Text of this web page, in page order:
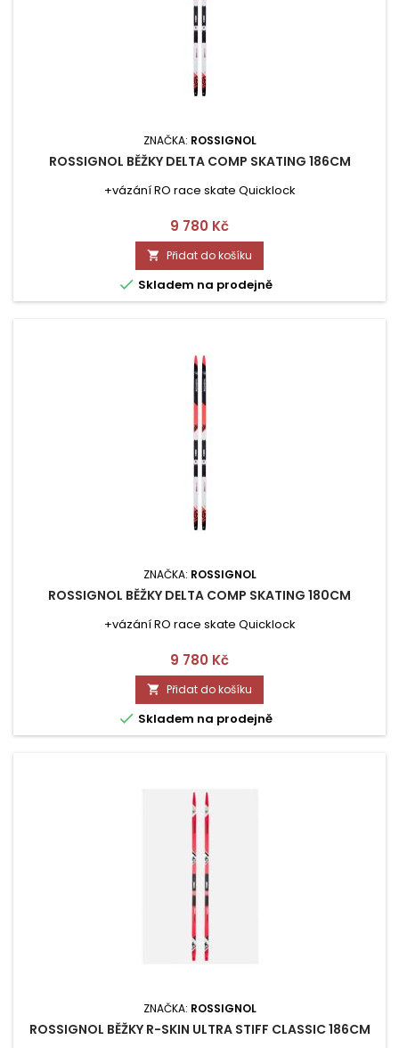
ZNAČKA: ROSSIGNOL
ROSSIGNOL BĚŽKY DELTA COMP SKATING 186CM
+vázání RO race skate Quicklock
Cena
9 780 Kč
 Přidat do košíku
 Skladem na prodejně
ZNAČKA: ROSSIGNOL
ROSSIGNOL BĚŽKY DELTA COMP SKATING 180CM
+vázání RO race skate Quicklock
Cena
9 780 Kč
 Přidat do košíku
 Skladem na prodejně
ZNAČKA: ROSSIGNOL
ROSSIGNOL BĚŽKY R-SKIN ULTRA STIFF CLASSIC 186CM